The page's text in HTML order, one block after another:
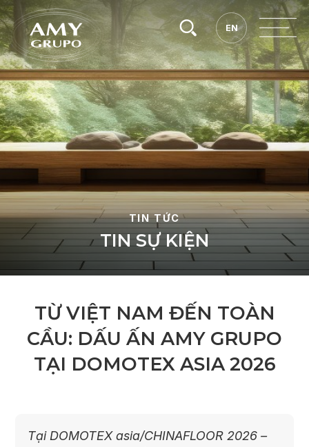
EN
EN
TIN TỨC
TIN SỰ KIỆN
TỪ VIỆT NAM ĐẾN TOÀN
CẦU: DẤU ẤN AMY GRUPO
TẠI DOMOTEX ASIA 2026
Tại DOMOTEX asia/CHINAFLOOR 2026 –
Tìm